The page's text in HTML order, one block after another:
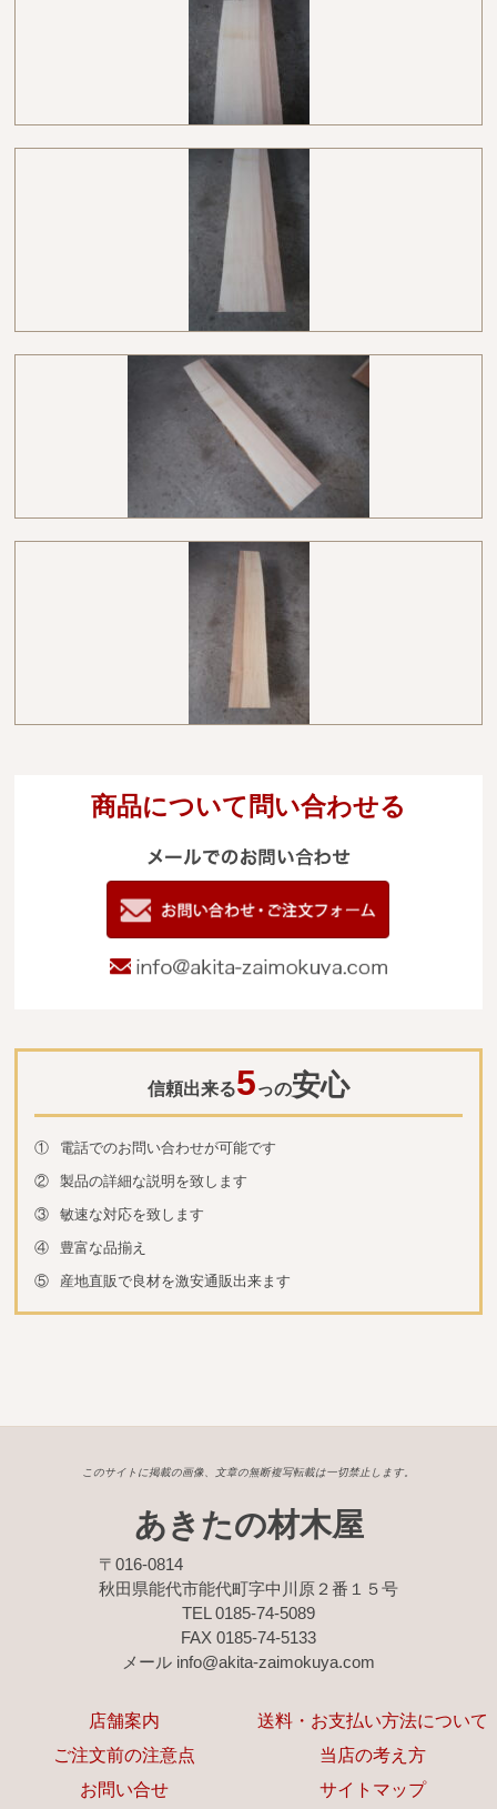
商品について問い合わせる
info@akita-
信頼出来る5っの安心
①
電話でのお問い合わせが可能です
②
製品の詳細な説明を致します
③
敏速な対応を致します
④
豊富な品揃え
⑤
産地直販で良材を激安通販出来ます
このサイトに掲載の画像、文章の無断複写転載は一切禁止します。
あきたの材木屋
〒016-0814
秋田県能代市能代町字中川原２番１５号
TEL 0185-74-5089
FAX 0185-74-5133
メール info@akita-zaimokuya.com
店舗案内
送料・お支払い方法について
ご注文前の注意点
当店の考え方
お問い合せ
サイトマップ